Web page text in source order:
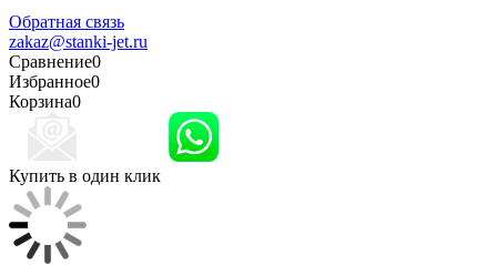
Обратная связь
zakaz@stanki-jet.ru
Сравнение0
Избранное0
Корзина0
Купить в один клик